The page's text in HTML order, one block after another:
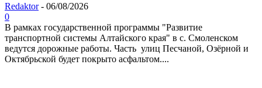
Redaktor - 06/08/2026
0
В рамках государственной программы "Развитие
транспортной системы Алтайского края" в с. Смоленском
ведутся дорожные работы. Часть улиц Песчаной, Озёрной и
Октябрьской будет покрыто асфальтом....